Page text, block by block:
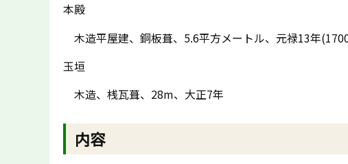
本殿
木造平屋建、銅板葺、5.6平方メートル、元禄13年
玉垣
木造、桟瓦葺、28m、大正7年
内容